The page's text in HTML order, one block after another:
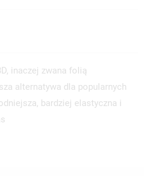
inaczej zwana folią
alternatywa dla popularnych
bardziej elastyczna i